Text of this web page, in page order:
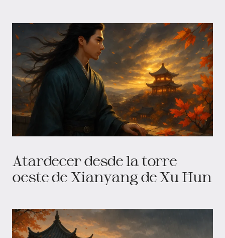
Atardecer desde la torre
oeste de Xianyang de Xu Hun